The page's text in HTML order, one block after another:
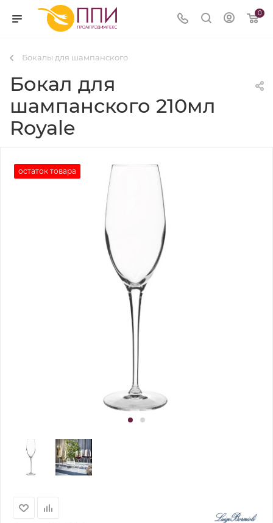
0
Бокалы для шампанского
Бокал для
шампанского 210мл
Royale
остаток товара